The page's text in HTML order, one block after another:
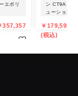
の場合がご
者様をご指
自動車関連
とがあるこ
エボリ
357,357
ン CT9A ラ
ューション
￥179,595
(税込)